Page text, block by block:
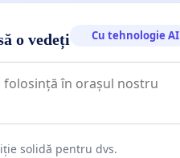
o vedeți Cu tehnologie AI
solidă pentru dvs.